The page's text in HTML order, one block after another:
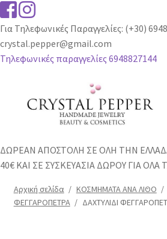
Για Τηλεφωνικές Παραγγελίες: (+30)
crystal.pepper@gmail.com
Τηλεφωνικές παραγγελίες 6948827144
μετάβαση
σε
περιεχόμενο
ΙΔΙΟΤΗΤΕΣ ΚΡΥΣΤΑΛΛΩΝ
ΔΩΡΕΑΝ ΑΠΟΣΤΟΛΗ ΣΕ ΟΛΗ ΤΗΝ
40€ ΚΑΙ ΣΕ ΣΥΣΚΕΥΑΣΙΑ ΔΩΡΟΥ ΓΙΑ ΟΛΑ
Αρχική σελίδα / ΚΟΣΜΗΜΑΤΑ ΑΝΑ ΛΙΘΟ /
ΦΕΓΓΑΡΟΠΕΤΡΑ / ΔΑΧΤΥΛΙΔΙ